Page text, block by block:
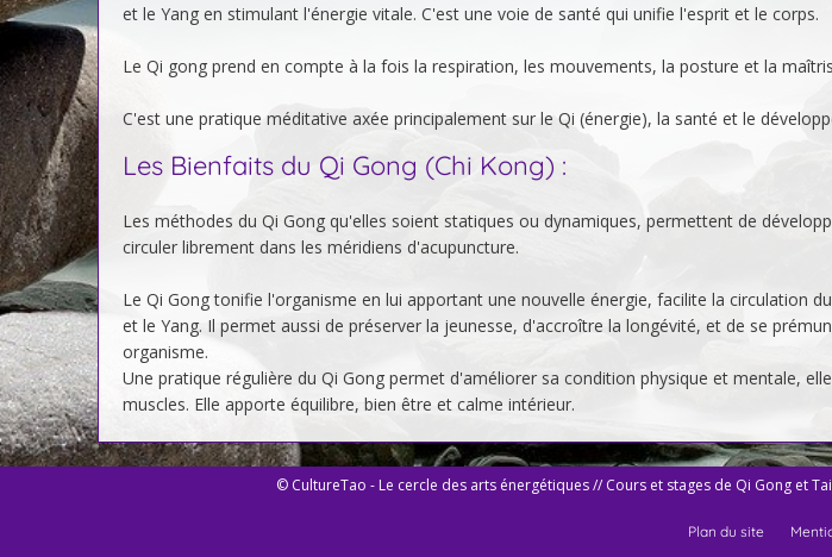
et le Yang en stimulant l'énergie vitale. C'est une voie de santé qui unifie l'esprit et le corps.
Le Qi gong prend en compte à la fois la respiration, les mouvements, la posture et la
C'est une pratique méditative axée principalement sur le Qi (énergie), la santé et le
Les Bienfaits du Qi Gong (Chi Kong) :
Les méthodes du Qi Gong qu'elles soient statiques ou dynamiques, permettent de
circuler librement dans les méridiens d'acupuncture.
Le Qi Gong tonifie l'organisme en lui apportant une nouvelle énergie, facilite la circulation
et le Yang. Il permet aussi de préserver la jeunesse, d'accroître la longévité, et de se
organisme.
Une pratique régulière du Qi Gong permet d'améliorer sa condition physique et mentale,
muscles. Elle apporte équilibre, bien être et calme intérieur.
© CultureTao - Le cercle des arts énergétiques // Cours et stages de Qi Gong et
Plan du site